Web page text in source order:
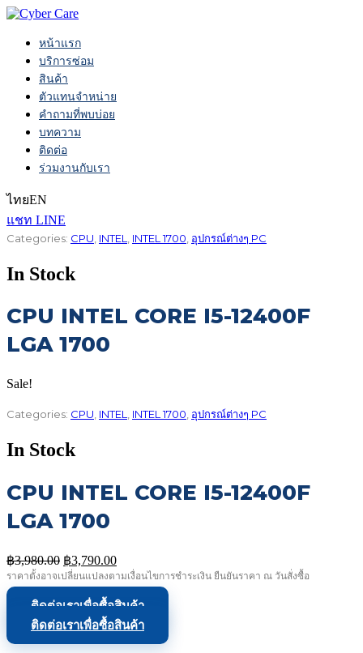
หน้าแรก
บริการซ่อม
สินค้า
ตัวแทนจำหน่าย
คำถามที่พบบ่อย
บทความ
ติดต่อ
ร่วมงานกับเรา
ไทยEN
แชท LINE
Categories: CPU INTEL INTEL 1700 อุปกรณ์ต่างๆ PC
In Stock
CPU INTEL CORE I5-12400F
LGA 1700
Sale!
Categories: CPU INTEL INTEL 1700 อุปกรณ์ต่างๆ PC
In Stock
CPU INTEL CORE I5-12400F
LGA 1700
฿3,980.00 Original
price
was:
฿3,980.00.
฿3,790.00Current
price
is:
฿3,790.00.
ราคาตั้งอาจเปลี่ยนแปลงตามเงื่อนไขการชำระเงิน ยืนยันราคา ณ วันสั่งซื้อ
ติดต่อเราเพื่อซื้อสินค้า
ติดต่อเราเพื่อซื้อสินค้า